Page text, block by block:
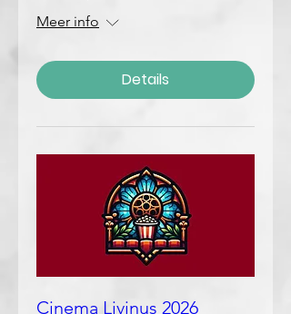
Meer info
Details
Cinema Livinus 2026